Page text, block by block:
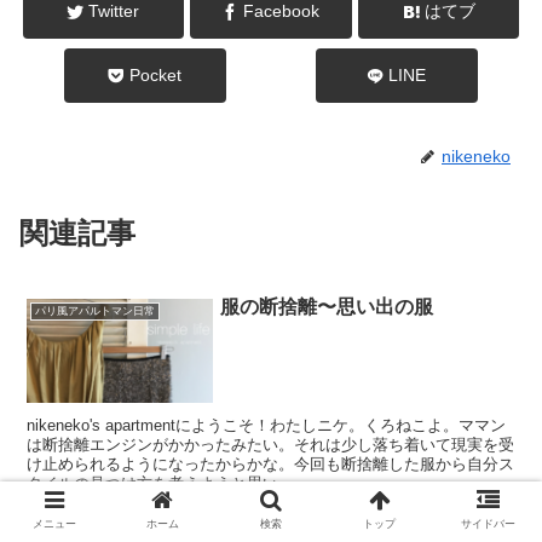
Twitter Facebook はてブ
Pocket LINE
nikeneko
関連記事
パリ風アパルトマン日常 服の断捨離〜思い出の服
nikeneko's apartmentにようこそ！わたしニケ。くろねこよ。ママン
は断捨離エンジンがかかったみたい。それは少し落ち着いて現実を受
け止められるようになったからかな。今回も断捨離した服から自分ス
タイルの見つけ方を考えようと思い...
メニュー ホーム 検索 トップ サイドバー